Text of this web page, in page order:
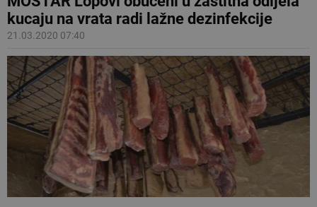
kucaju na vrata radi lažne dezinfekcije
21.03.2020 07:40